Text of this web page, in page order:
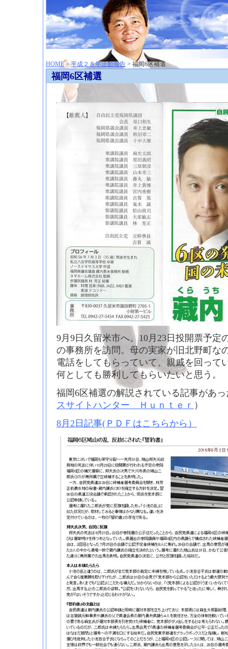
HOME>平成２８年活動報告 > 福岡6区補選
福岡6区補選
9月9日久留米市へ。10月23日投開票予定
の事務所を訪問。母の実家が旧北野町な
電話をしてもらっていて、親戚を回って
何としても勝利してもらいたいと思う。
福岡6区補選の解説されている記事があ
スサイトハンター Ｈｕｎｔｅｒ ）
8月2日記事(ＰＤＦはこちらから）